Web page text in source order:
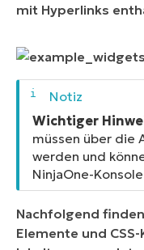
mit Hyperlinks
Wichtiger
müssen über die
werden und
NinjaOne-
Nachfolgend
Elemente und